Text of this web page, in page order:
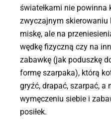
światełkami nie powinna
zwyczajnym skierowaniu
miskę, ale na
wędkę fizyczną czy na
zabawkę (jak poduszkę
formę szarpaka), którą
gryźć, drapać, szarpać, a
wymęczeniu siebie i
posiłek.